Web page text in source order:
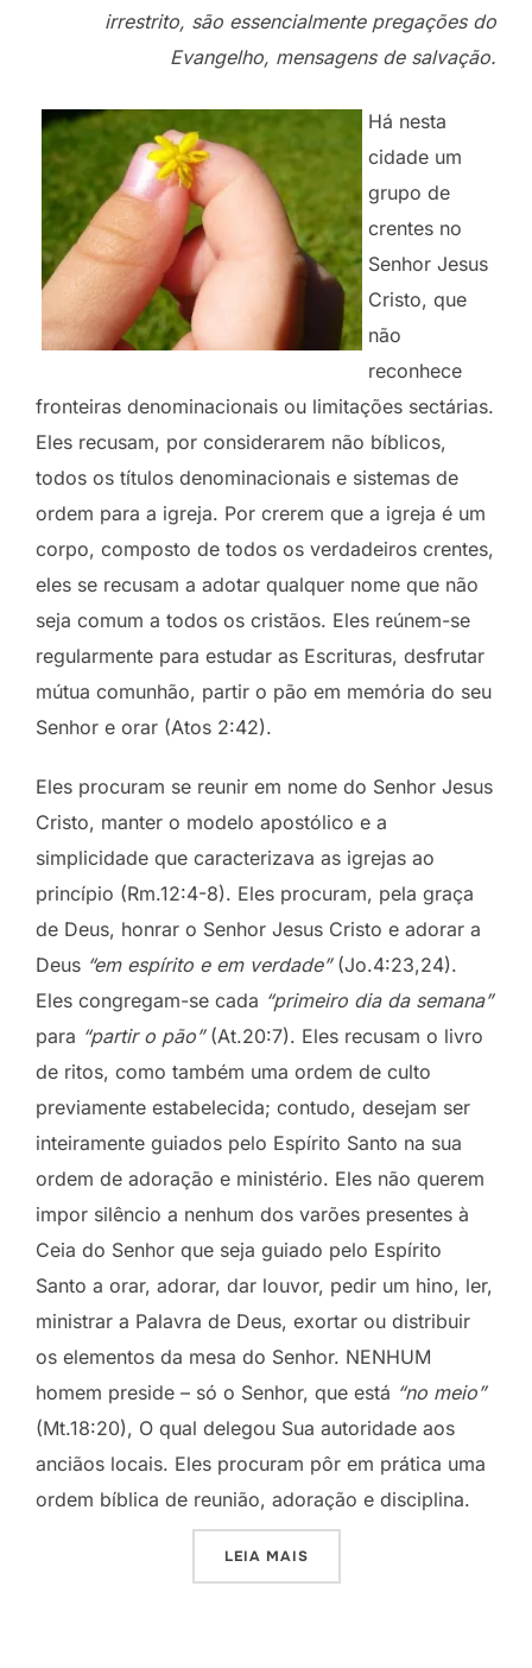
irrestrito, são essencialmente pregações do
Evangelho, mensagens de salvação.
Há nesta
cidade um
grupo de
crentes no
Senhor Jesus
Cristo, que
não
reconhece
fronteiras denominacionais ou limitações sectárias.
Eles recusam, por considerarem não bíblicos,
todos os títulos denominacionais e sistemas de
ordem para a igreja. Por crerem que a igreja é um
corpo, composto de todos os verdadeiros crentes,
eles se recusam a adotar qualquer nome que não
seja comum a todos os cristãos. Eles reúnem-se
regularmente para estudar as Escrituras, desfrutar
mútua comunhão, partir o pão em memória do seu
Senhor e orar (Atos 2:42).
Eles procuram se reunir em nome do Senhor Jesus
Cristo, manter o modelo apostólico e a
simplicidade que caracterizava as igrejas ao
princípio (Rm.12:4-8). Eles procuram, pela graça
de Deus, honrar o Senhor Jesus Cristo e adorar a
Deus “em espírito e em verdade”(Jo.4:23,24).
Eles congregam-se cada “primeiro dia da semana”
para “partir o pão”(At.20:7). Eles recusam o livro
de ritos, como também uma ordem de culto
previamente estabelecida; contudo, desejam ser
inteiramente guiados pelo Espírito Santo na sua
ordem de adoração e ministério. Eles não querem
impor silêncio a nenhum dos varões presentes à
Ceia do Senhor que seja guiado pelo Espírito
Santo a orar, adorar, dar louvor, pedir um hino, ler,
ministrar a Palavra de Deus, exortar ou distribuir
os elementos da mesa do Senhor. NENHUM
homem preside – só o Senhor, que está “no meio”
(Mt.18:20), O qual delegou Sua autoridade aos
anciãos locais. Eles procuram pôr em prática uma
ordem bíblica de reunião, adoração e disciplina.
LEIA MAIS“SIMPLICIDADE CRISTÃ”